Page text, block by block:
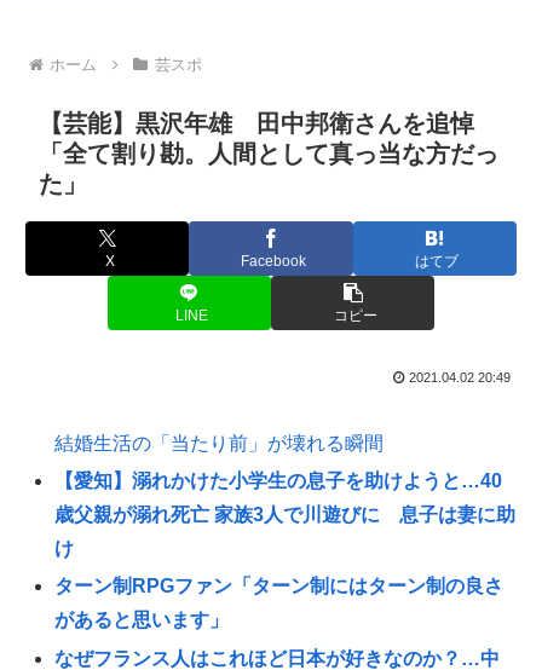
ホーム 芸スポ
【芸能】黒沢年雄 田中邦衛さんを追悼
「全て割り勘。人間として真っ当な方だっ
た」
X Facebook はてブ
LINE コピー
2021.04.02 20:49
結婚生活の「当たり前」が壊れる瞬間
【愛知】溺れかけた小学生の息子を助けようと…40
歳父親が溺れ死亡 家族3人で川遊びに 息子は妻に助
け
ターン制RPGファン「ターン制にはターン制の良さ
があると思います」
なぜフランス人はこれほど日本が好きなのか？…中